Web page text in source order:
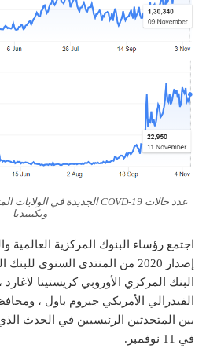
عدد حالات COVD-19 الجديدة في الولايات المتحدة والمملكة المتحدة. مصدر:
ويكيبيديا
اجتمع رؤساء البنوك المركزية العالمية
إصدار 2020 من
المنتدى السنوي للبنك
البنك المركزي الأوروبي كريستينا
الفيدرالي الأمريكي جيروم باول ،
بين المتحدثين الرئيسيين في الحدث
في 11 نوفمبر.